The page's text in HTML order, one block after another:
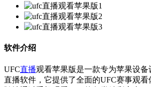
软件介绍
UFC直播观看苹果版是一款专为苹果设备
直播软件，它提供了全面的UFC赛事观